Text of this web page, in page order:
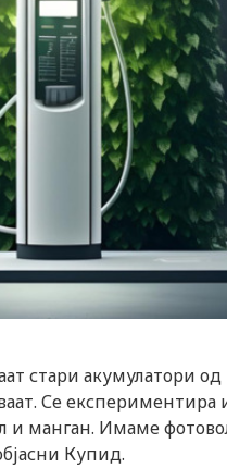
стари акумулатори
Се
и манган. Имаме
Купид.